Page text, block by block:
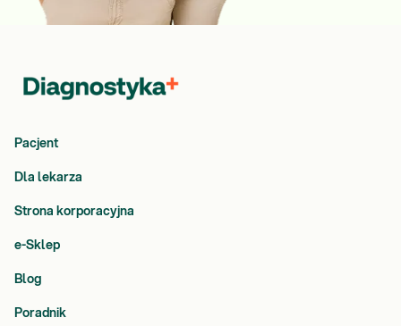
Pacjent
Dla lekarza
Strona korporacyjna
e-Sklep
Blog
Poradnik